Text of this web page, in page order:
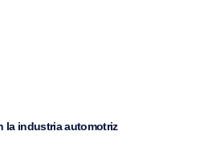
la industria automotriz